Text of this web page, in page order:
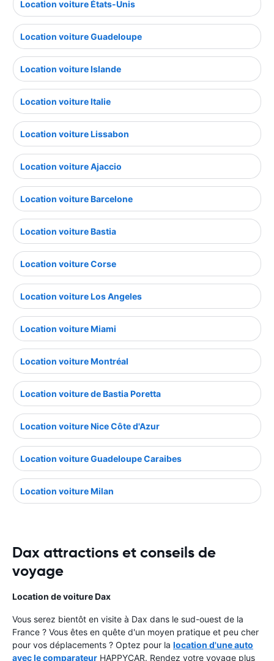
Location voiture États-Unis
Location voiture Guadeloupe
Location voiture Islande
Location voiture Italie
Location voiture Lissabon
Location voiture Ajaccio
Location voiture Barcelone
Location voiture Bastia
Location voiture Corse
Location voiture Los Angeles
Location voiture Miami
Location voiture Montréal
Location voiture de Bastia Poretta
Location voiture Nice Côte d'Azur
Location voiture Guadeloupe Caraibes
Location voiture Milan
Dax attractions et conseils de
voyage
Location de voiture Dax
Vous serez bientôt en visite à Dax dans le sud-ouest de la
France ? Vous êtes en quête d'un moyen pratique et peu cher
pour vos déplacements ? Optez pour la location d'une auto
avec le comparateur HAPPYCAR. Rendez votre voyage plus